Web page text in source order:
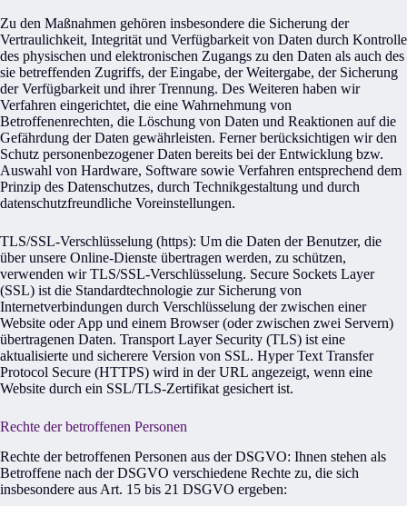
Zu den Maßnahmen gehören insbesondere die Sicherung der
Vertraulichkeit, Integrität und Verfügbarkeit von Daten durch Kontrolle
des physischen und elektronischen Zugangs zu den Daten als auch des
sie betreffenden Zugriffs, der Eingabe, der Weitergabe, der Sicherung
der Verfügbarkeit und ihrer Trennung. Des Weiteren haben wir
Verfahren eingerichtet, die eine Wahrnehmung von
Betroffenenrechten, die Löschung von Daten und Reaktionen auf die
Gefährdung der Daten gewährleisten. Ferner berücksichtigen wir den
Schutz personenbezogener Daten bereits bei der Entwicklung bzw.
Auswahl von Hardware, Software sowie Verfahren entsprechend dem
Prinzip des Datenschutzes, durch Technikgestaltung und durch
datenschutzfreundliche Voreinstellungen.
TLS/SSL-Verschlüsselung (https): Um die Daten der Benutzer, die
über unsere Online-Dienste übertragen werden, zu schützen,
verwenden wir TLS/SSL-Verschlüsselung. Secure Sockets Layer
(SSL) ist die Standardtechnologie zur Sicherung von
Internetverbindungen durch Verschlüsselung der zwischen einer
Website oder App und einem Browser (oder zwischen zwei Servern)
übertragenen Daten. Transport Layer Security (TLS) ist eine
aktualisierte und sicherere Version von SSL. Hyper Text Transfer
Protocol Secure (HTTPS) wird in der URL angezeigt, wenn eine
Website durch ein SSL/TLS-Zertifikat gesichert ist.
Rechte der betroffenen Personen
Rechte der betroffenen Personen aus der DSGVO: Ihnen stehen als
Betroffene nach der DSGVO verschiedene Rechte zu, die sich
insbesondere aus Art. 15 bis 21 DSGVO ergeben: